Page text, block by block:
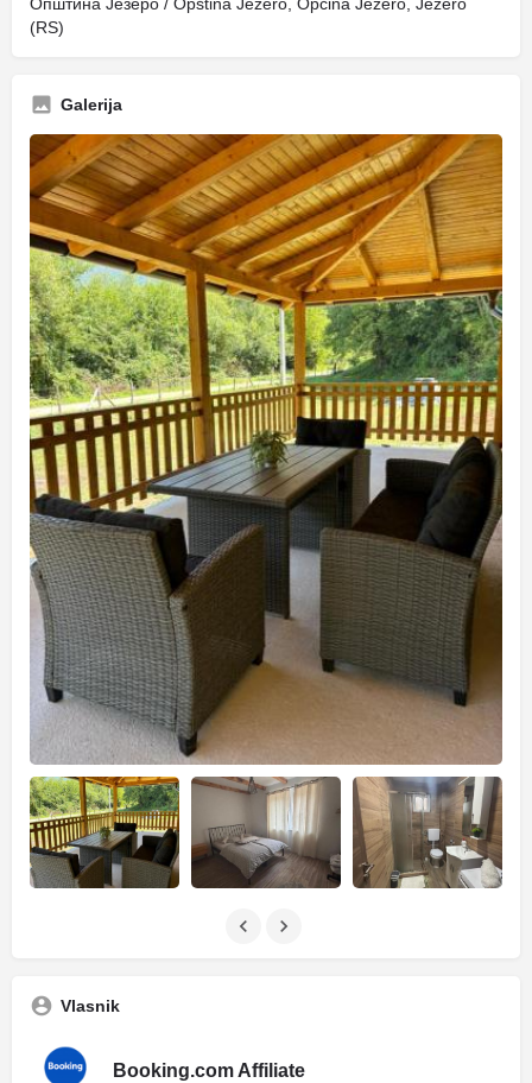
(RS)
Galerija
Vlasnik
Booking.com Affiliate